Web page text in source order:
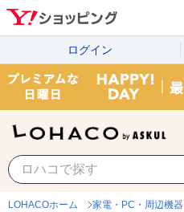
ログイン
LOHACOホーム 家電・PC・周辺機器